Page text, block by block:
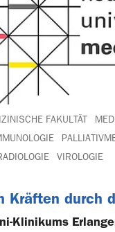
FAKULTÄT
VIROLOGIE
Kräften durch
Klinikums